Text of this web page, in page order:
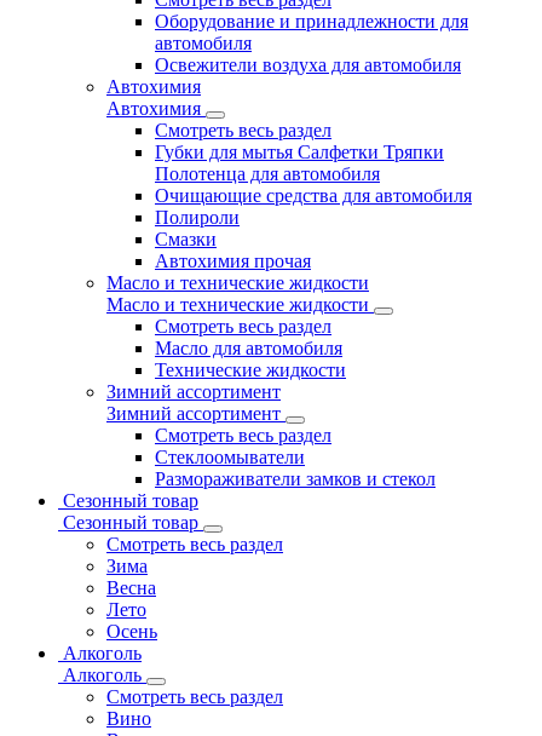
Оборудование и принадлежности для
автомобиля
Освежители воздуха для автомобиля
Автохимия
Автохимия
Смотреть весь раздел
Губки для мытья Салфетки Тряпки
Полотенца для автомобиля
Очищающие средства для автомобиля
Полироли
Смазки
Автохимия прочая
Масло и технические жидкости
Масло и технические жидкости
Смотреть весь раздел
Масло для автомобиля
Технические жидкости
Зимний ассортимент
Зимний ассортимент
Смотреть весь раздел
Стеклоомыватели
Размораживатели замков и стекол
Сезонный товар
Сезонный товар
Смотреть весь раздел
Зима
Весна
Лето
Осень
Алкоголь
Алкоголь
Смотреть весь раздел
Вино